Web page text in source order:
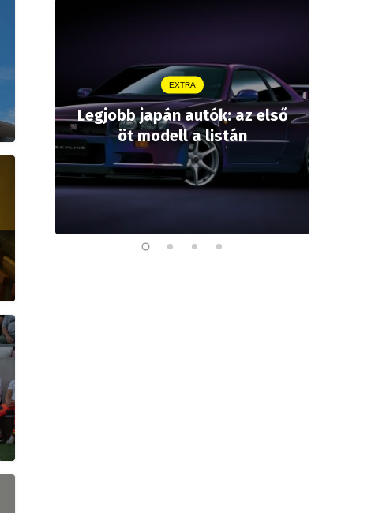
EXTRA
Legjobb japán autók: az első
öt modell a listán